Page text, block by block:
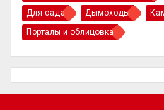
Для сада
Дымоходы
Порталы и облицовка